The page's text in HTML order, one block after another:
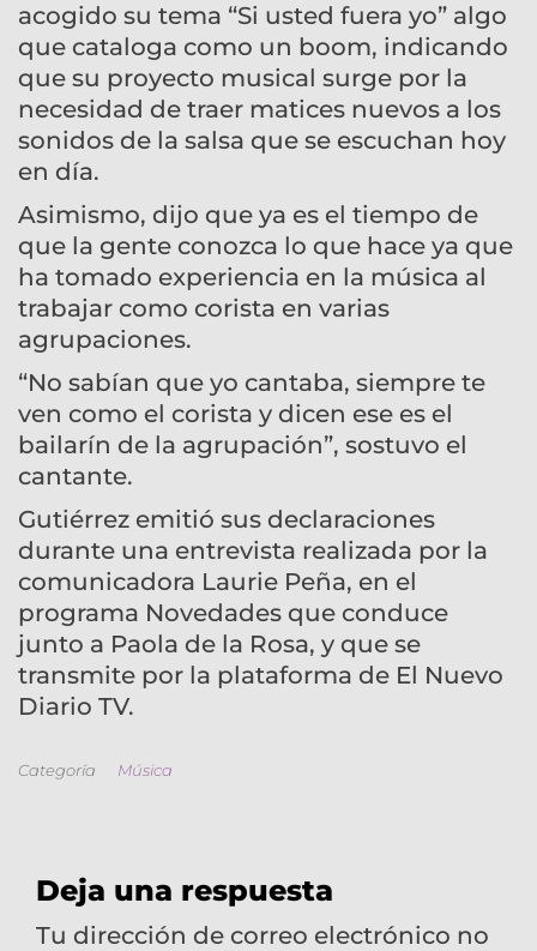
acogido su tema “Si usted fuera yo” algo
que cataloga como un boom, indicando
que su proyecto musical surge por la
necesidad de traer matices nuevos a los
sonidos de la salsa que se escuchan hoy
en día.
Asimismo, dijo que ya es el tiempo de
que la gente conozca lo que hace ya que
ha tomado experiencia en la música al
trabajar como corista en varias
agrupaciones.
“No sabían que yo cantaba, siempre te
ven como el corista y dicen ese es el
bailarín de la agrupación”, sostuvo el
cantante.
Gutiérrez emitió sus declaraciones
durante una entrevista realizada por la
comunicadora Laurie Peña, en el
programa Novedades que conduce
junto a Paola de la Rosa, y que se
transmite por la plataforma de El Nuevo
Diario TV.
Categoría Música
Deja una respuesta
Tu dirección de correo electrónico no